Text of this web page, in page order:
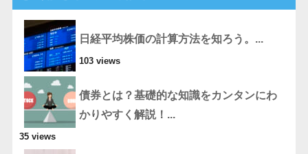
日経平均株価の計算方法を知ろう。...
103 views
債券とは？基礎的な知識をカンタンにわ
かりやすく解説！...
35 views